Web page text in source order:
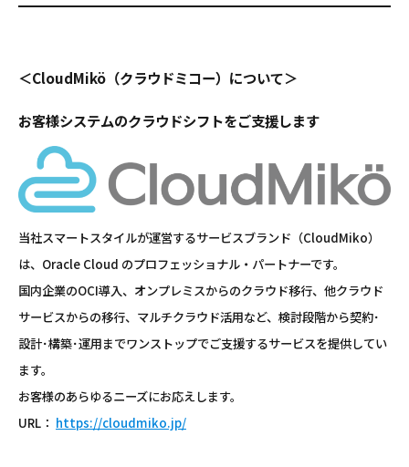
＜CloudMikö（クラウドミコー）について＞
お客様システムのクラウドシフトをご支援します
当社スマートスタイルが運営するサービスブランド（CloudMiko）
は、Oracle Cloud のプロフェッショナル・パートナーです。
国内企業のOCI導入、オンプレミスからのクラウド移行、他クラウド
サービスからの移行、マルチクラウド活用など、検討段階から契約･
設計･構築･運用までワンストップでご支援するサービスを提供してい
ます。
お客様のあらゆるニーズにお応えします。
URL： https://cloudmiko.jp/